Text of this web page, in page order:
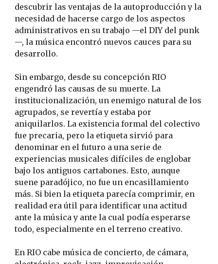
descubrir las ventajas de la autoproducción y la
necesidad de hacerse cargo de los aspectos
administrativos en su trabajo —el DIY del punk
—, la música encontró nuevos cauces para su
desarrollo.
Sin embargo, desde su concepción RIO
engendró las causas de su muerte. La
institucionalización, un enemigo natural de los
agrupados, se revertía y estaba por
aniquilarlos. La existencia formal del colectivo
fue precaria, pero la etiqueta sirvió para
denominar en el futuro a una serie de
experiencias musicales difíciles de englobar
bajo los antiguos cartabones. Esto, aunque
suene paradójico, no fue un encasillamiento
más. Si bien la etiqueta parecía comprimir, en
realidad era útil para identificar una actitud
ante la música y ante la cual podía esperarse
todo, especialmente en el terreno creativo.
En RIO cabe música de concierto, de cámara,